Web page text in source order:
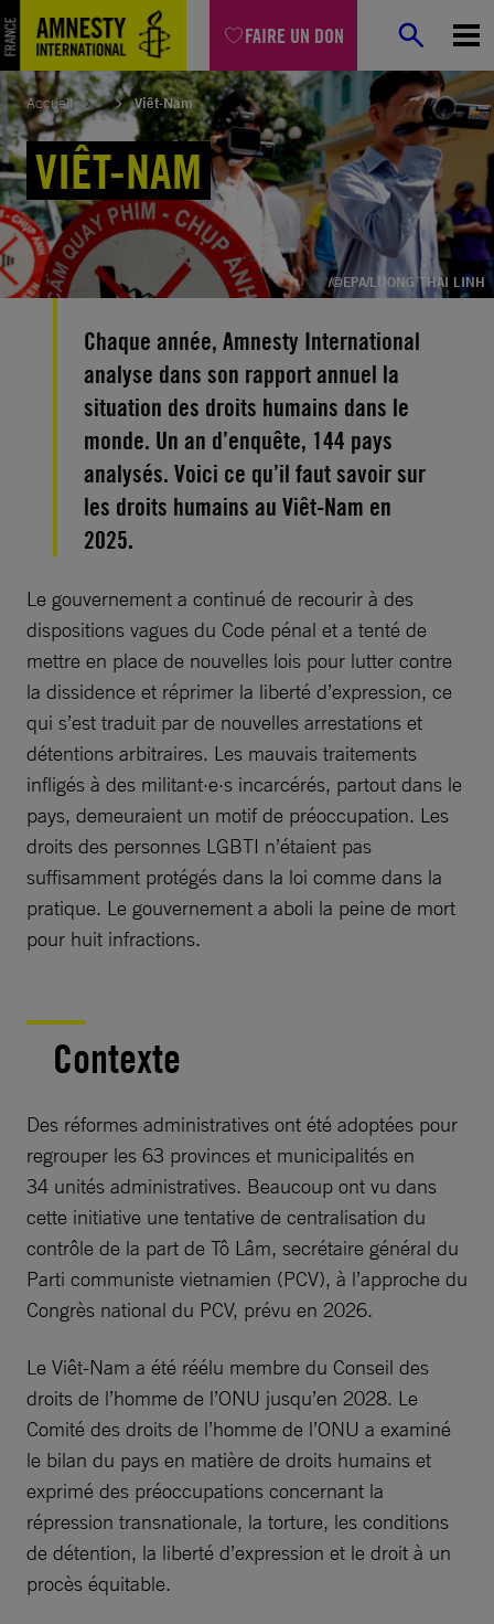
FAIRE UN DON
Aller
au
contenu
Accueil Viêt-Nam
VIÊT-NAM
/©EPA/LUONG THAI LINH
Chaque année, Amnesty International
analyse dans son rapport annuel la
situation des droits humains dans le
monde. Un an d’enquête, 144 pays
analysés. Voici ce qu’il faut savoir sur
les droits humains au Viêt-Nam en
2025.
Le gouvernement a continué de recourir à des
dispositions vagues du Code pénal et a tenté de
mettre en place de nouvelles lois pour lutter contre
la dissidence et réprimer la liberté d’expression, ce
qui s’est traduit par de nouvelles arrestations et
détentions arbitraires. Les mauvais traitements
infligés à des militant·e·s incarcérés, partout dans le
pays, demeuraient un motif de préoccupation. Les
droits des personnes LGBTI n’étaient pas
suffisamment protégés dans la loi comme dans la
pratique. Le gouvernement a aboli la peine de mort
pour huit infractions.
Contexte
Des réformes administratives ont été adoptées pour
regrouper les 63 provinces et municipalités en
34 unités administratives. Beaucoup ont vu dans
cette initiative une tentative de centralisation du
contrôle de la part de Tô Lâm, secrétaire général du
Parti communiste vietnamien (PCV), à l’approche du
Congrès national du PCV, prévu en 2026.
Le Viêt-Nam a été réélu membre du Conseil des
droits de l’homme de l’ONU jusqu’en 2028. Le
Comité des droits de l’homme de l’ONU a examiné
le bilan du pays en matière de droits humains et
exprimé des préoccupations concernant la
répression transnationale, la torture, les conditions
de détention, la liberté d’expression et le droit à un
procès équitable.